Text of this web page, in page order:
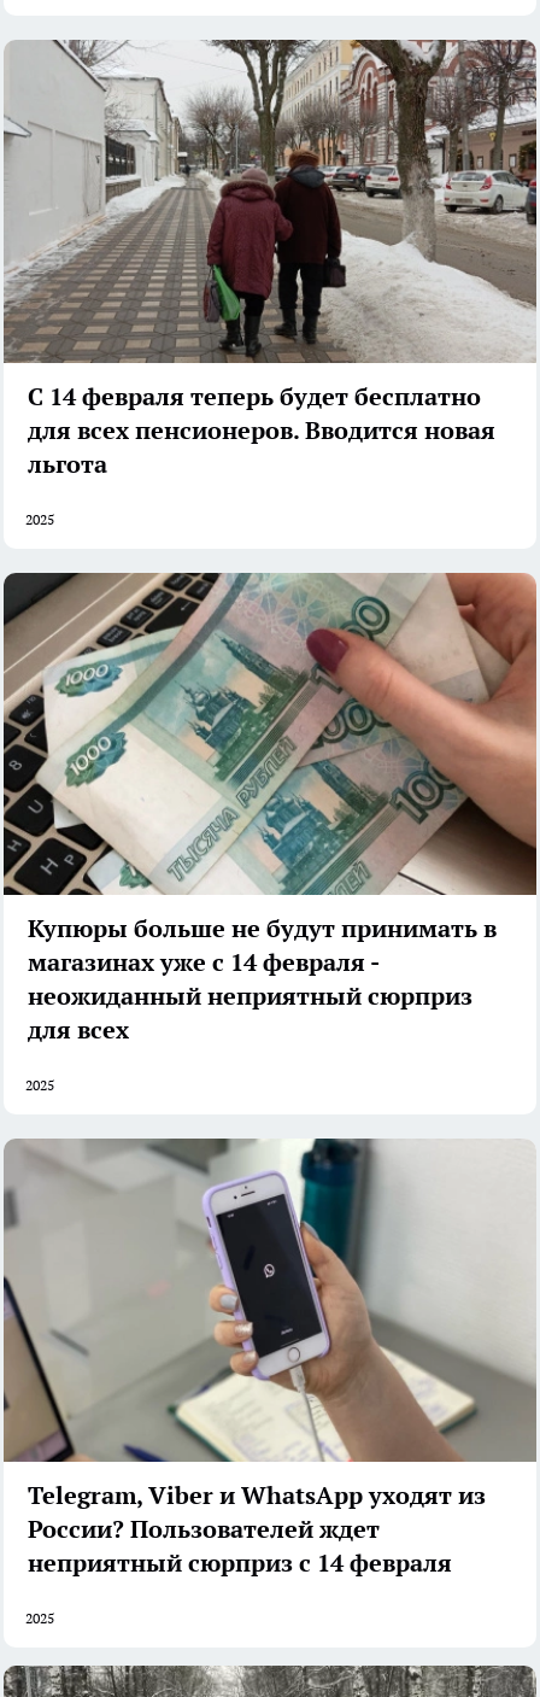
С 14 февраля теперь будет бесплатно
для всех пенсионеров. Вводится новая
льгота
2025
Купюры больше не будут принимать в
магазинах уже с 14 февраля -
неожиданный неприятный сюрприз
для всех
2025
Telegram, Viber и WhatsApp уходят из
России? Пользователей ждет
неприятный сюрприз с 14 февраля
2025